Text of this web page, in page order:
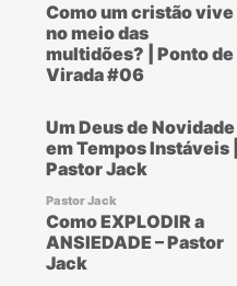
Como um cristão vive
no meio das
multidões? | Ponto de
Virada #06
Um Deus de Novidade
em Tempos Instáveis |
Pastor Jack
Pastor Jack
Como EXPLODIR a
ANSIEDADE – Pastor
Jack